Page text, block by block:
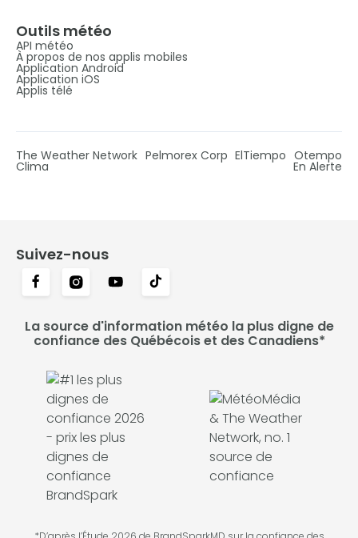
Outils météo
API météo
À propos de nos applis mobiles
Application Android
Application iOS
Applis télé
The Weather Network Pelmorex Corp ElTiempo Otempo
Clima En Alerte
Suivez-nous
La source d'information météo la plus digne de
confiance des Québécois et des Canadiens*